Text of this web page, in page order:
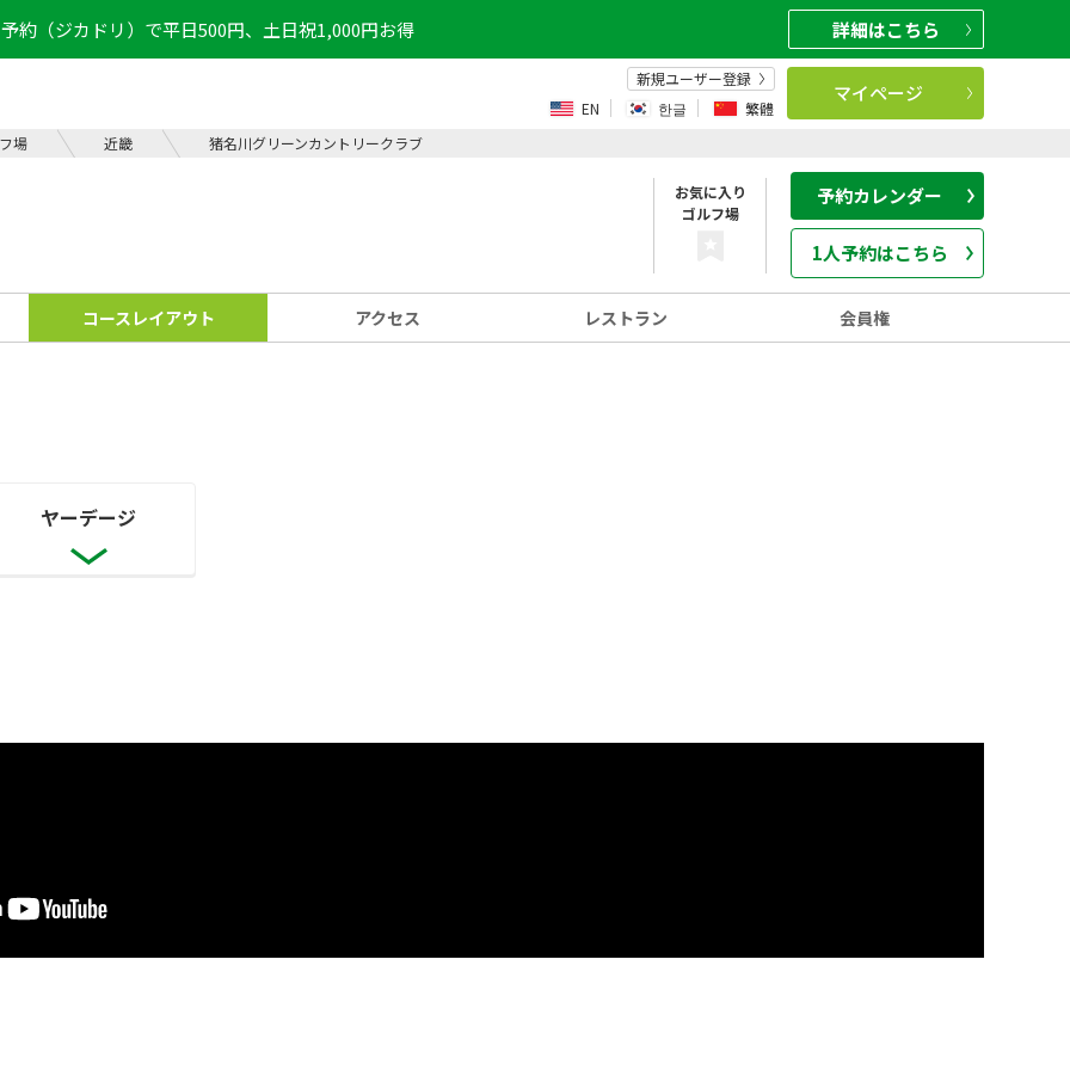
約（ジカドリ）で平日500円、土日祝1,000円お得 詳細はこちら
新規ユーザー登録
EN
한글 繁體
マイページ
場 近畿 猪名川グリーンカントリークラブ
お気に入り
ゴルフ場
予約カレンダー
1人予約はこちら
コース レイアウト アクセス レストラン 会員権
ヤーデージ